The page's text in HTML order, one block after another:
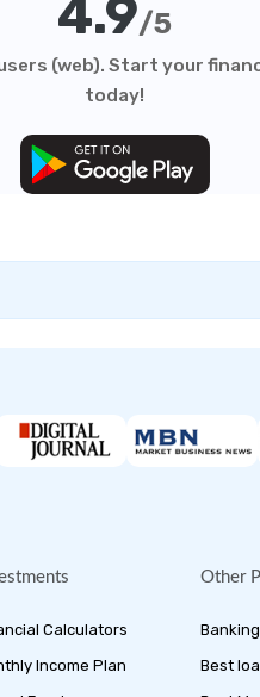
4.9/5
(web). Start your
today!
Calculators
Income Plan
Other
Banking
Best